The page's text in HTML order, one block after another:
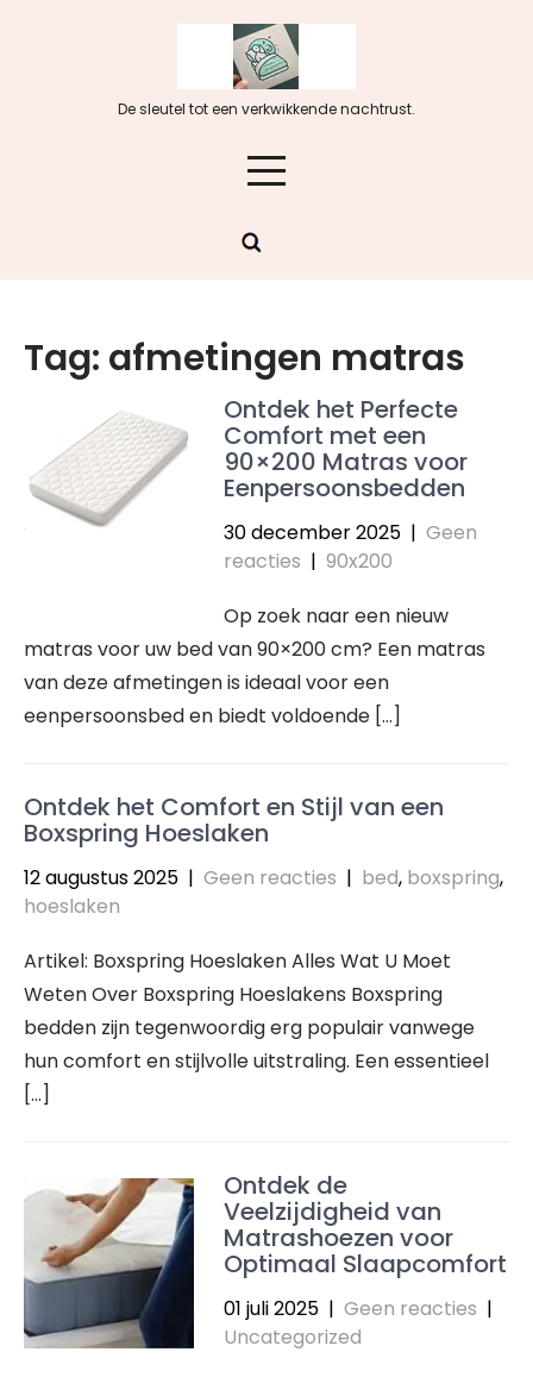
De sleutel tot een verkwikkende nachtrust.
Tag: afmetingen matras
Ontdek het Perfecte
Comfort met een
90×200 Matras voor
Eenpersoonsbedden
30 december 2025 | Geen
reacties | 90x200
Op zoek naar een nieuw
matras voor uw bed van 90×200 cm? Een matras
van deze afmetingen is ideaal voor een
eenpersoonsbed en biedt voldoende […]
Ontdek het Comfort en Stijl van een
Boxspring Hoeslaken
12 augustus 2025 | Geen reacties | bed, boxspring,
hoeslaken
Artikel: Boxspring Hoeslaken Alles Wat U Moet
Weten Over Boxspring Hoeslakens Boxspring
bedden zijn tegenwoordig erg populair vanwege
hun comfort en stijlvolle uitstraling. Een essentieel
[…]
Ontdek de
Veelzijdigheid van
Matrashoezen voor
Optimaal Slaapcomfort
01 juli 2025 | Geen reacties |
Uncategorized